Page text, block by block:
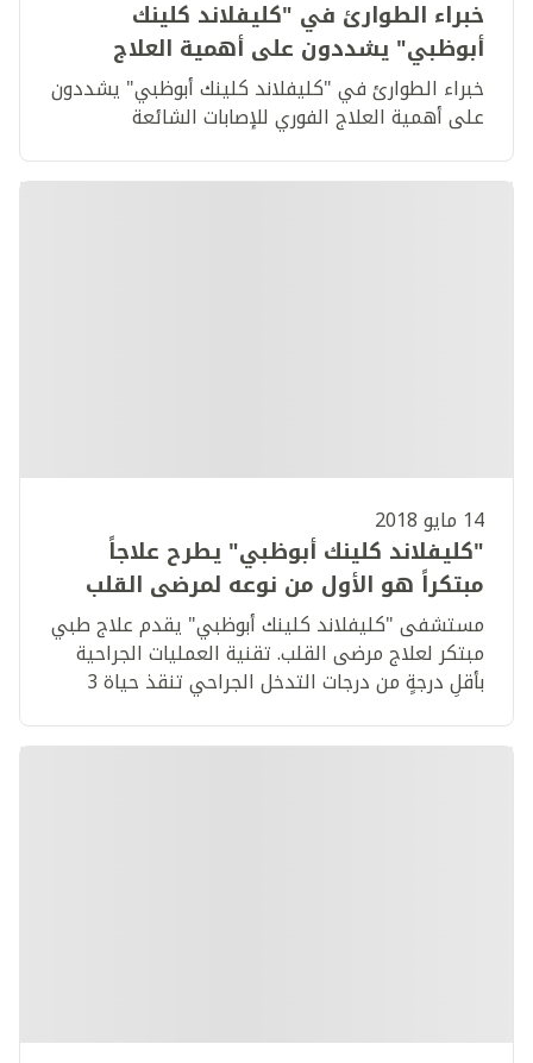
خبراء الطوارئ في "كليفلاند كلينك
أبوظبي" يشددون على أهمية العلاج
الفوري للإصابات الشائعة
خبراء الطوارئ في "كليفلاند كلينك أبوظبي" يشددون
على أهمية العلاج الفوري للإصابات الشائعة
14 مايو 2018
"كليفلاند كلينك أبوظبي" يطرح علاجاً
مبتكراً هو الأول من نوعه لمرضى القلب
في الشرق الأوسط
مستشفى "كليفلاند كلينك أبوظبي" يقدم علاج طبي
مبتكر لعلاج مرضى القلب. تقنية العمليات الجراحية
بأقلِ درجةٍ من درجات التدخل الجراحي تنقذ حياة 3
الخطورة